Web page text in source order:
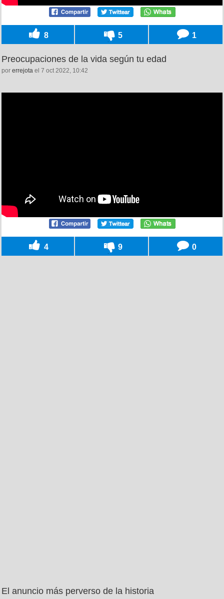
8 5 1
Preocupaciones de la vida según tu edad
por errejota el 7 oct 2022, 10:42
4 9 0
El anuncio más perverso de la historia